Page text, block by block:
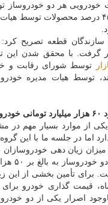
خودرویی هر دو
قیمت گذاری و ۴۵ درصد محصولات
قطعه تصریح
گرفت. با محقق شدن این
توسط شورای رقابت و
توسط هیات مدیره
یکی از موارد بسیار مهم
اما در جلسه ما با این
زیان دهی خودروسازان
برای تأمین بخشی از این
قیمت گذاری خودرو
باوجود اصرار یکی از دو